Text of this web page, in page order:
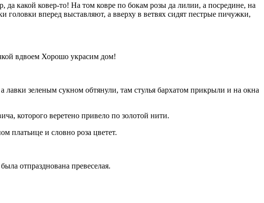
какой ковер-то! На том ковре по бокам розы да лилии, а посредине, на
вперед выставляют, а вверху в ветвях сидят пестрые пичужки,
вдвоем Хорошо украсим дом!
зеленым сукном обтянули, там стулья бархатом прикрыли и на окна
которого веретено привело по золотой нити.
платьице и словно роза цветет.
отпразднована превеселая.